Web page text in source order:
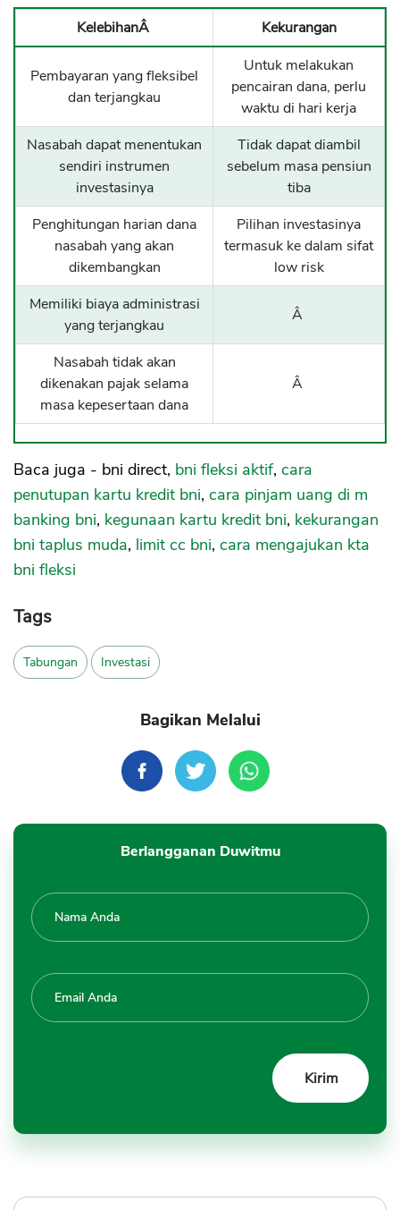
KelebihanÂ Kekurangan
Pembayaran yang fleksibel
dan terjangkau
Untuk melakukan
pencairan dana, perlu
waktu di hari kerja
Nasabah dapat menentukan
sendiri instrumen
investasinya
Tidak dapat diambil
sebelum masa pensiun
tiba
Penghitungan harian dana
nasabah yang akan
dikembangkan
Pilihan investasinya
termasuk ke dalam sifat
low risk
Memiliki biaya administrasi
yang terjangkau
Â
Nasabah tidak akan
dikenakan pajak selama
masa kepesertaan dana
Â
Baca juga - bni direct, bni fleksi aktif, cara
penutupan kartu kredit bni, cara pinjam uang di m
banking bni, kegunaan kartu kredit bni, kekurangan
bni taplus muda, limit cc bni, cara mengajukan kta
bni fleksi
Tags
Tabungan Investasi
Bagikan Melalui
Berlangganan Duwitmu